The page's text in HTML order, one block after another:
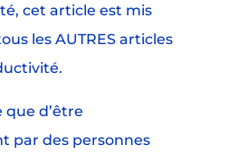
cet article est mis
les AUTRES articles
que d’être
par des personnes